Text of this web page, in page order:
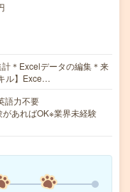
＊Excelデータの編集＊来
ル】Exce…
語力不要
あればOK※業界未経験